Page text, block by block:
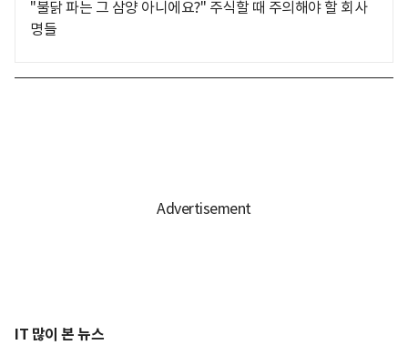
"불닭 파는 그 삼양 아니에요?" 주식할 때 주의해야 할 회사
명들
IT 많이 본 뉴스